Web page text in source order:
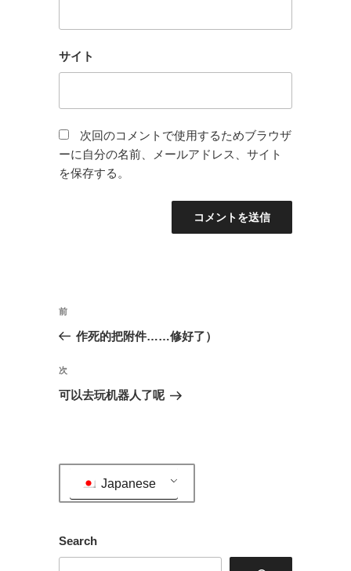
サイト
次回のコメントで使用するためブラウザ
ーに自分の名前、メールアドレス、サイト
を保存する。
投
ビ
ゲ
前
の
稿
前
作死的把附件……修好了）
次
の
次
可以去玩机器人了呢
Japanese
Search